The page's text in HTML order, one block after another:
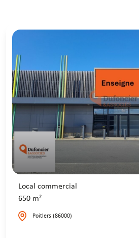
Local commercial
650 m²
Poitiers (86000)